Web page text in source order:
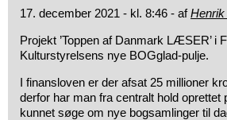
17. december 2021 - kl. 8:46 - af
Projekt ’Toppen af Danmark LÆSER’ i
Kulturstyrelsens nye BOGglad-pulje.
I finansloven er der afsat 25 millioner
derfor har man fra centralt hold
kunnet søge om nye bogsamlinger til